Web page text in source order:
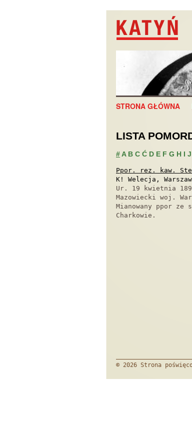
STRONA GŁÓWNA
LISTA
#A B C Ć D E F G H I J
Ppor. rez. kaw.
K! Welecja,
Ur. 19 kwietnia
Mazowiecki woj.
Mianowany ppor
Charkowie.
© 2026 Strona